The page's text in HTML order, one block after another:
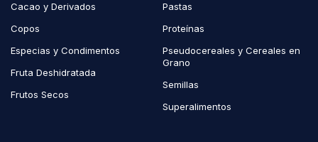
Cacao y Derivados
Copos
Especias y Condimentos
Fruta Deshidratada
Frutos Secos
Pastas
Proteínas
Pseudocereales y Cereales en
Grano
Semillas
Superalimentos